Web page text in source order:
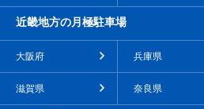
近畿地方の月極駐車場
大阪府 兵庫県
滋賀県 奈良県